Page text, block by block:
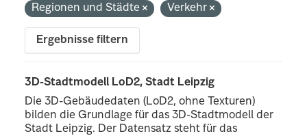
Regionen und Städte
Verkehr
Ergebnisse filtern
3D-Stadtmodell LoD2, Stadt Leipzig
Die 3D-Gebäudedaten (LoD2, ohne Texturen)
bilden die Grundlage für das 3D-Stadtmodell der
Stadt Leipzig. Der Datensatz steht für das